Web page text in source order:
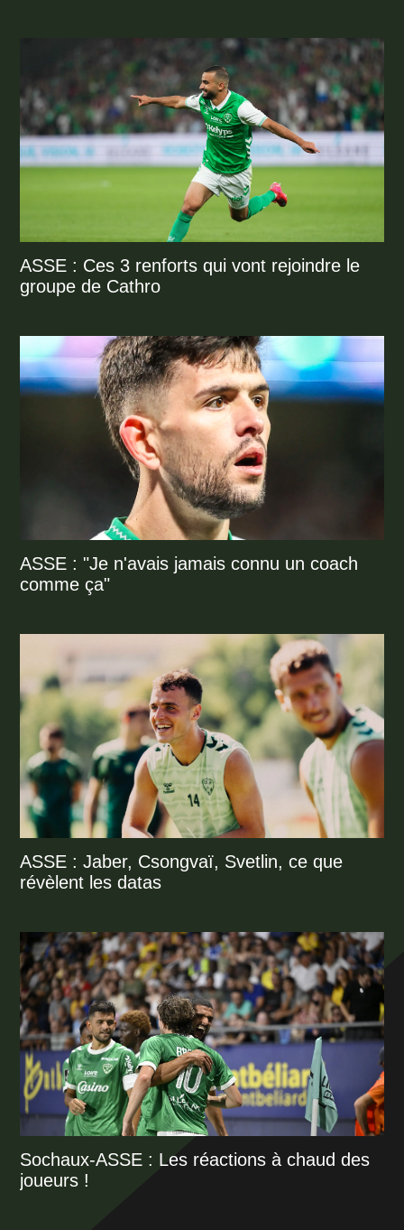
ASSE : Ces 3 renforts qui vont rejoindre le
groupe de Cathro
ASSE : "Je n'avais jamais connu un coach
comme ça"
ASSE : Jaber, Csongvaï, Svetlin, ce que
révèlent les datas
Sochaux-ASSE : Les réactions à chaud des
joueurs !